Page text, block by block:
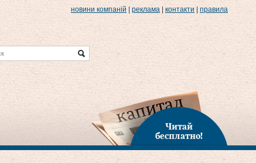
новини компаній реклама контакти правила
Читай
бесплатно!